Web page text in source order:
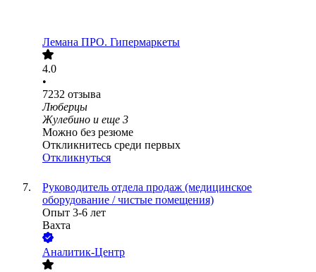
Лемана ПРО. Гипермаркеты
4.0
•
7232 отзыва
Люберцы
Жулебино и еще 3
Можно без резюме
Откликнитесь среди первых
Откликнуться
Руководитель отдела продаж (медицинское
оборудование / чистые помещения)
Опыт 3-6 лет
Вахта
Аналитик-Центр